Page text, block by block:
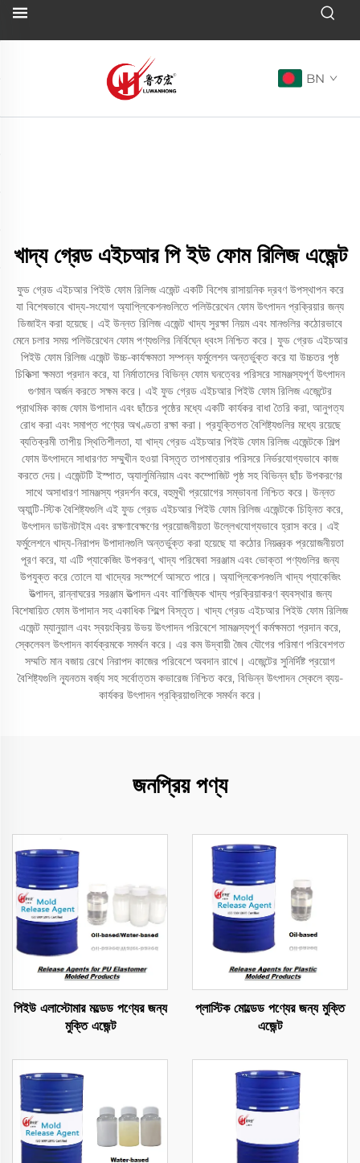
BN
খাদ্য গ্রেড এইচআর পি ইউ ফোম রিলিজ এজেন্ট
ফুড গ্রেড এইচআর পিইউ ফোম রিলিজ এজেন্ট একটি বিশেষ রাসায়নিক দ্রবণ উপস্থাপন করে
যা বিশেষভাবে খাদ্য-সংযোগ অ্যাপ্লিকেশনগুলিতে পলিউরেথেন ফোম উৎপাদন প্রক্রিয়ার জন্য
ডিজাইন করা হয়েছে। এই উন্নত রিলিজ এজেন্ট খাদ্য সুরক্ষা নিয়ম এবং মানগুলির কঠোরভাবে
মেনে চলার সময় পলিউরেথেন ফোম পণ্যগুলির নির্বিঘ্নে ধ্বংস নিশ্চিত করে। ফুড গ্রেড এইচআর
পিইউ ফোম রিলিজ এজেন্ট উচ্চ-কার্যক্ষমতা সম্পন্ন ফর্মুলেশন অন্তর্ভুক্ত করে যা উচ্চতর পৃষ্ঠ
চিকিত্সা ক্ষমতা প্রদান করে, যা নির্মাতাদের বিভিন্ন ফোম ঘনত্বের পরিসরে সামঞ্জস্যপূর্ণ উৎপাদন
গুণমান অর্জন করতে সক্ষম করে। এই ফুড গ্রেড এইচআর পিইউ ফোম রিলিজ এজেন্টের
প্রাথমিক কাজ ফোম উপাদান এবং ছাঁচের পৃষ্ঠের মধ্যে একটি কার্যকর বাধা তৈরি করা, আনুগত্য
রোধ করা এবং সমাপ্ত পণ্যের অখণ্ডতা রক্ষা করা। প্রযুক্তিগত বৈশিষ্ট্যগুলির মধ্যে রয়েছে
ব্যতিক্রমী তাপীয় স্থিতিশীলতা, যা খাদ্য গ্রেড এইচআর পিইউ ফোম রিলিজ এজেন্টকে শিল্প
ফোম উৎপাদনে সাধারণত সম্মুখীন হওয়া বিস্তৃত তাপমাত্রার পরিসরে নির্ভরযোগ্যভাবে কাজ
করতে দেয়। এজেন্টটি ইস্পাত, অ্যালুমিনিয়াম এবং কম্পোজিট পৃষ্ঠ সহ বিভিন্ন ছাঁচ উপকরণের
সাথে অসাধারণ সামঞ্জস্য প্রদর্শন করে, বহুমুখী প্রয়োগের সম্ভাবনা নিশ্চিত করে। উন্নত
অ্যান্টি-স্টিক বৈশিষ্ট্যগুলি এই ফুড গ্রেড এইচআর পিইউ ফোম রিলিজ এজেন্টকে চিহ্নিত করে,
উৎপাদন ডাউনটাইম এবং রক্ষণাবেক্ষণের প্রয়োজনীয়তা উল্লেখযোগ্যভাবে হ্রাস করে। এই
ফর্মুলেশনে খাদ্য-নিরাপদ উপাদানগুলি অন্তর্ভুক্ত করা হয়েছে যা কঠোর নিয়ন্ত্রক প্রয়োজনীয়তা
পূরণ করে, যা এটি প্যাকেজিং উপকরণ, খাদ্য পরিষেবা সরঞ্জাম এবং ভোক্তা পণ্যগুলির জন্য
উপযুক্ত করে তোলে যা খাদ্যের সংস্পর্শে আসতে পারে। অ্যাপ্লিকেশনগুলি খাদ্য প্যাকেজিং
উত্পাদন, রান্নাঘরের সরঞ্জাম উত্পাদন এবং বাণিজ্যিক খাদ্য প্রক্রিয়াকরণ ব্যবস্থার জন্য
বিশেষায়িত ফোম উপাদান সহ একাধিক শিল্পে বিস্তৃত। খাদ্য গ্রেড এইচআর পিইউ ফোম রিলিজ
এজেন্ট ম্যানুয়াল এবং স্বয়ংক্রিয় উভয় উৎপাদন পরিবেশে সামঞ্জস্যপূর্ণ কর্মক্ষমতা প্রদান করে,
স্কেলেবল উৎপাদন কার্যক্রমকে সমর্থন করে। এর কম উদ্বায়ী জৈব যৌগের পরিমাণ পরিবেশগত
সম্মতি মান বজায় রেখে নিরাপদ কাজের পরিবেশে অবদান রাখে। এজেন্টের সুনির্দিষ্ট প্রয়োগ
বৈশিষ্ট্যগুলি ন্যূনতম বর্জ্য সহ সর্বোত্তম কভারেজ নিশ্চিত করে, বিভিন্ন উৎপাদন স্কেলে ব্যয়-
কার্যকর উৎপাদন প্রক্রিয়াগুলিকে সমর্থন করে।
জনপ্রিয় পণ্য
পিইউ এলাস্টোমার মল্ডেড পণ্যের জন্য
মুক্তি এজেন্ট
প্লাস্টিক মোল্ডেড পণ্যের জন্য মুক্তি
এজেন্ট